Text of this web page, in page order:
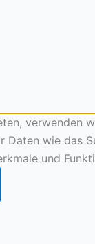
verwenden
Daten wie das
und